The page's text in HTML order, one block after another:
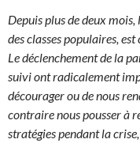
Depuis plus de deux
des classes populaires,
Le déclenchement de la
suivi ont radicalement
décourager ou de nous
contraire nous pousser à
stratégies pendant la